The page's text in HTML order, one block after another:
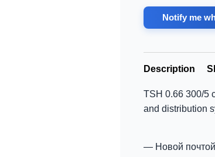
Notify me
Description
TSH 0.66 300/5
and distribution
Новой